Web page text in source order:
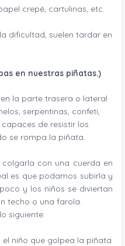
crepé, cartulinas, etc.
dificultad, suelen tardar en
en nuestras piñatas.)
la parte trasera o lateral
serpentinas, confeti,
de resistir los
se rompa la piñata.
con una cuerda en
es que podamos subirla y
y los niños se diviertan
techo o una farola.
siguiente:
niño que golpea la piñata